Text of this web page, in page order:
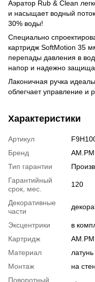
Аэратор Rub & Clean
и насыщает водный
30% воды!
Специально
картридж SoftMotion 35
перепады давления в
напор и надежно
Лаконичная ручка
облегчает управление и
Характеристики
Артикул
Бренд
AM.PM
Тип гарантии
Гарантийный
срок, мес.
120
Декоративные
части
Эксцентрики
в
Картридж
Материал
латунь
Монтаж
на
Поворотный